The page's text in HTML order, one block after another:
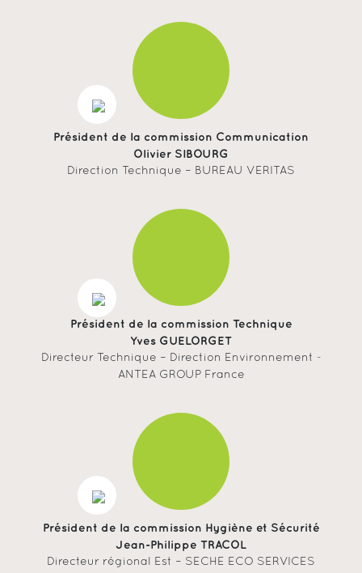
Président de la commission Communication
Olivier SIBOURG
Direction Technique – BUREAU VERITAS
Président de la commission Technique
Yves GUELORGET
Directeur Technique – Direction Environnement -
ANTEA GROUP France
Président de la commission Hygiène et Sécurité
Jean-Philippe TRACOL
Directeur régional Est – SECHE ECO SERVICES